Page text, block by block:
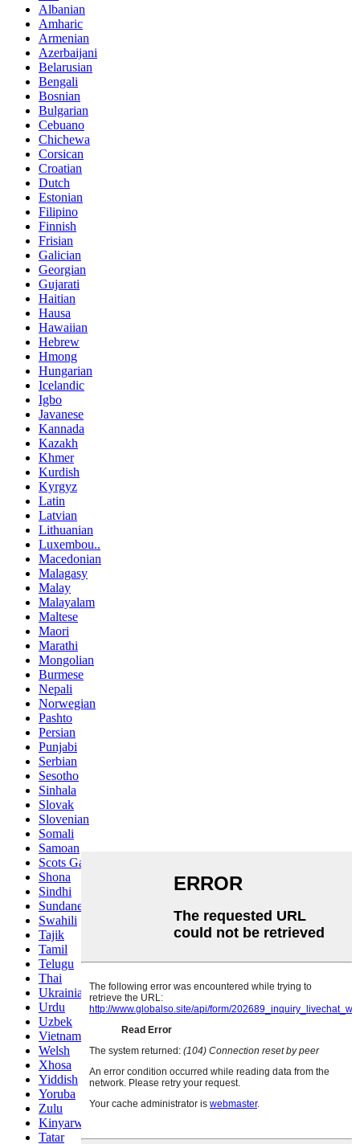
Albanian
Amharic
Armenian
Azerbaijani
Belarusian
Bengali
Bosnian
Bulgarian
Cebuano
Chichewa
Corsican
Croatian
Dutch
Estonian
Filipino
Finnish
Frisian
Galician
Georgian
Gujarati
Haitian
Hausa
Hawaiian
Hebrew
Hmong
Hungarian
Icelandic
Igbo
Javanese
Kannada
Kazakh
Khmer
Kurdish
Kyrgyz
Latin
Latvian
Lithuanian
Luxembou..
Macedonian
Malagasy
Malay
Malayalam
Maltese
Maori
Marathi
Mongolian
Burmese
Nepali
Norwegian
Pashto
Persian
Punjabi
Serbian
Sesotho
Sinhala
Slovak
Slovenian
Somali
Samoan
Scots Gaelic
Shona
Sindhi
Sundanese
Swahili
Tajik
Tamil
Telugu
Thai
Ukrainian
Urdu
Uzbek
Vietnamese
Welsh
Xhosa
Yiddish
Yoruba
Zulu
Kinyarwanda
Tatar